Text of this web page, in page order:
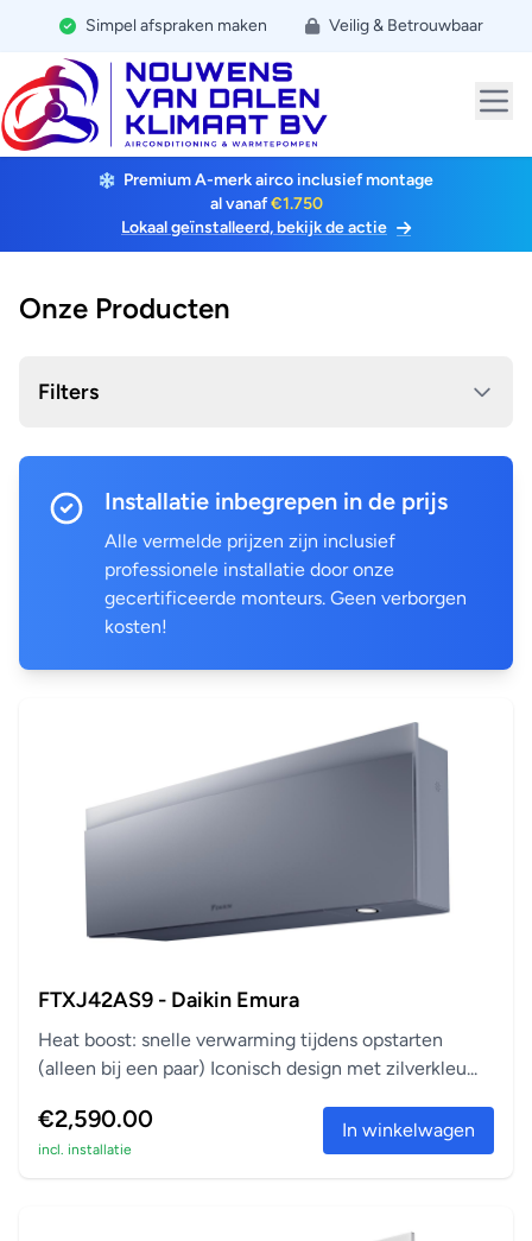
Simpel afspraken maken Veilig & Betrouwbaar
Premium A-merk airco inclusief montage
al vanaf€1.750
Lokaal geïnstalleerd, bekijk de actie
Onze Producten
Filters
Installatie inbegrepen in de prijs
Alle vermelde prijzen zijn inclusief
professionele installatie door onze
gecertificeerde monteurs. Geen verborgen
kosten!
FTXJ42AS9 - Daikin Emura
Heat boost: snelle verwarming tijdens opstarten
(alleen bij een paar) Iconisch design met zilverkleu...
€2,590.00
incl. installatie
In winkelwagen